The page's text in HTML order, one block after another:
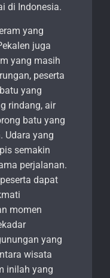
di Indonesia.
yang
juga
yang masih
peserta
yang
rindang, air
batu yang
Udara yang
semakin
perjalanan.
dapat
momen
yang
wisata
inilah yang